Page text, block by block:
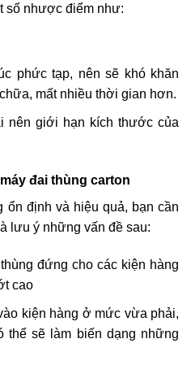
số nhược điểm như:
phức tạp, nên sẽ khó khăn
mất nhiều thời gian hơn.
nên giới hạn kích thước của
đai thùng carton
ổn định và hiệu quả, bạn cần
lưu ý những vấn đề sau:
đứng cho các kiện hàng
cao
kiện hàng ở mức vừa phải,
thể sẽ làm biến dạng những